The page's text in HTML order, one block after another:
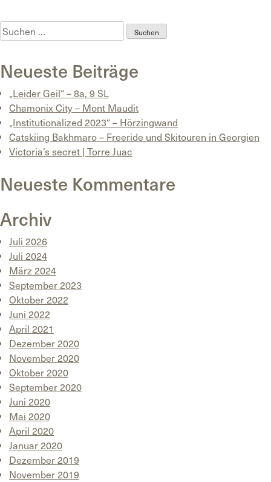
Suchen
nach:
Neueste Beiträge
„Leider Geil“ – 8a, 9 SL
Chamonix City – Mont Maudit
„Institutionalized 2023“ – Hörzingwand
Catskiing Bakhmaro – Freeride und Skitouren in Georgien
Victoria’s secret | Torre Juac
Neueste Kommentare
Archiv
Juli 2026
Juli 2024
März 2024
September 2023
Oktober 2022
Juni 2022
April 2021
Dezember 2020
November 2020
Oktober 2020
September 2020
Juni 2020
Mai 2020
April 2020
Januar 2020
Dezember 2019
November 2019